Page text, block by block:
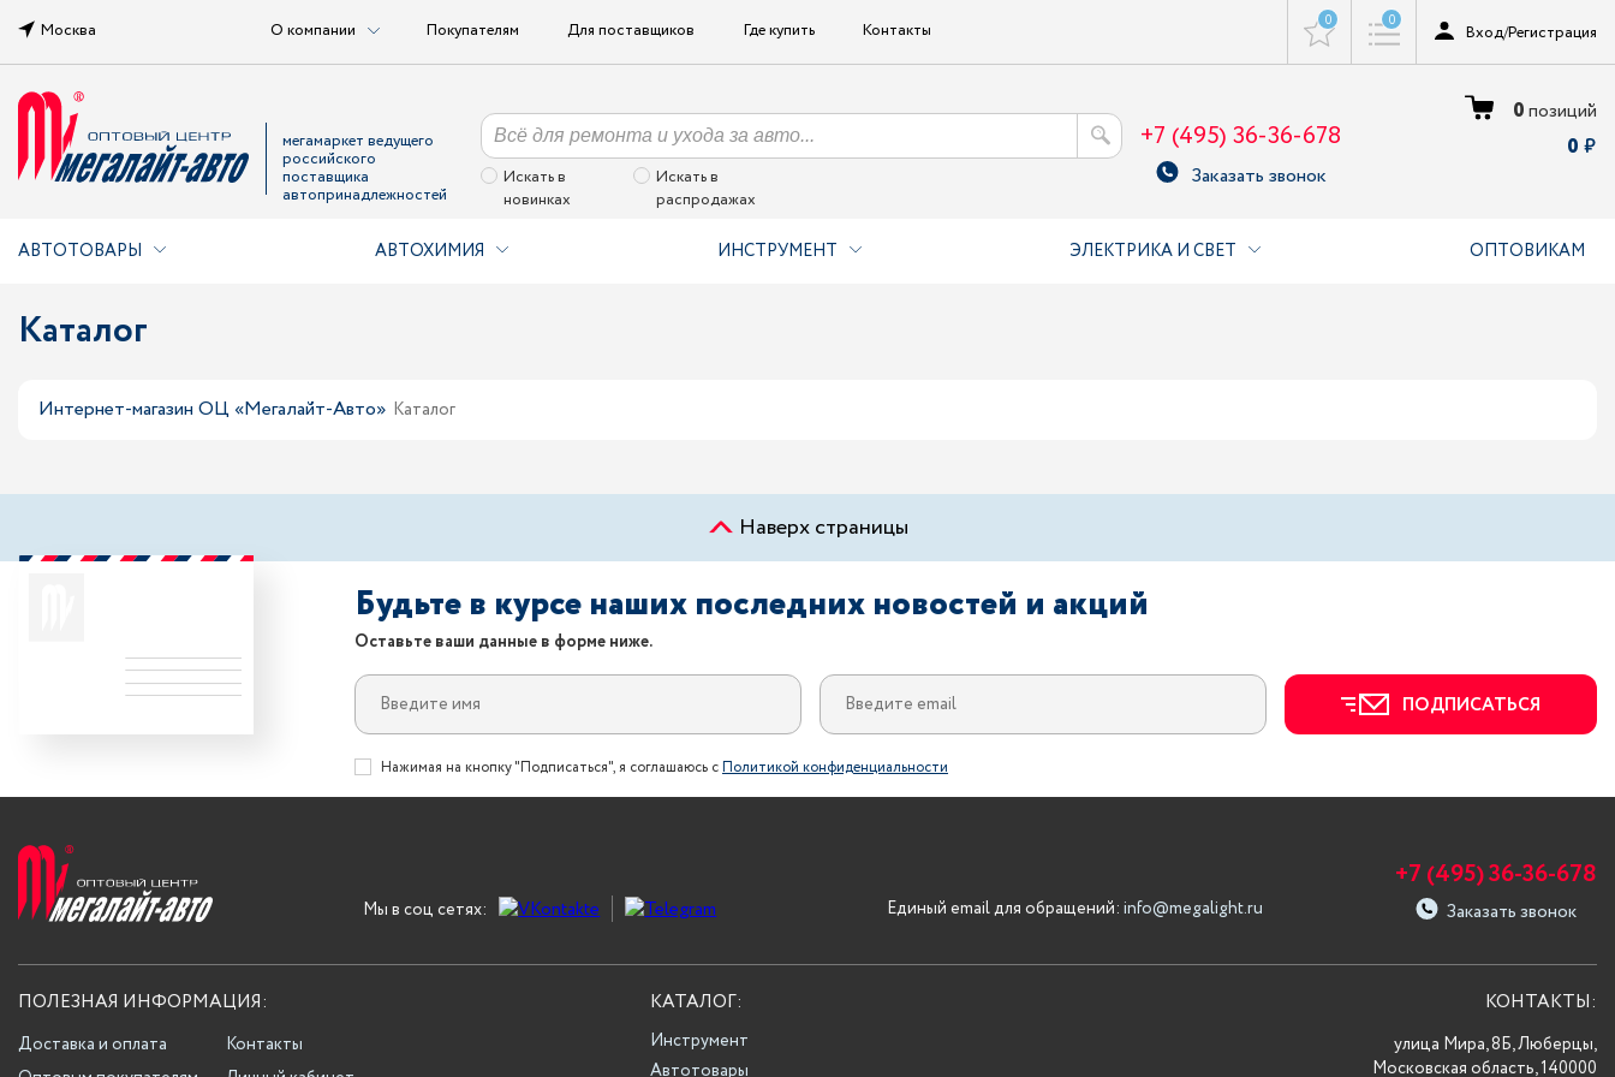
Москва О компании Покупателям Для поставщиков Где купить Контакты 0 0
Вход/Регистрация
мегамаркет ведущего
российского
поставщика
автопринадлежностей
Искать в
новинках
Искать в
распродажах
+7 (495) 36-36-678
Заказать звонок
0позиций
0
АВТОТОВАРЫ АВТОХИМИЯ ИНСТРУМЕНТ ЭЛЕКТРИКА И СВЕТ ОПТОВИКАМ
Каталог
Интернет-магазин ОЦ «Мегалайт-Авто» Каталог
Наверх страницы
Будьте в курсе наших последних новостей и акций
Оставьте ваши данные в форме ниже.
ПОДПИСАТЬСЯ
Нажимая на кнопку "Подписаться", я соглашаюсь сПолитикой конфиденциальности
Мы в соц сетях: Единый email для обращений: info@megalight.ru
+7 (495) 36-36-678
Заказать звонок
ПОЛЕЗНАЯ ИНФОРМАЦИЯ:
Доставка и оплата
Контакты
КАТАЛОГ:
Инструмент
Автотовары
КОНТАКТЫ:
улица Мира, 8Б, Люберцы,
Московская область, 140000